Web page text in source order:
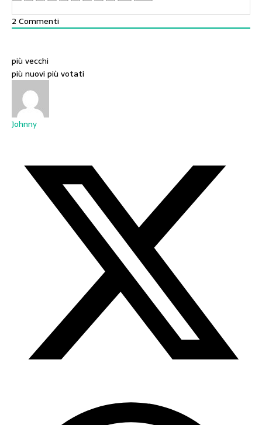
2 Commenti
più vecchi
più nuovi più votati
Johnny